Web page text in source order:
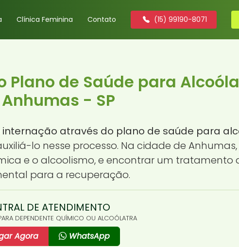
Clínica Feminina Contato (15) 99190-8071
Plano de Saúde para
- SP
internação através do plano de saúde para
lo nesse processo. Na cidade de
e o alcoolismo, e encontrar um tratamento
para a recuperação.
DE ATENDIMENTO
DEPENDENTE QUÍMICO OU ALCOÓLATRA
Agora WhatsApp